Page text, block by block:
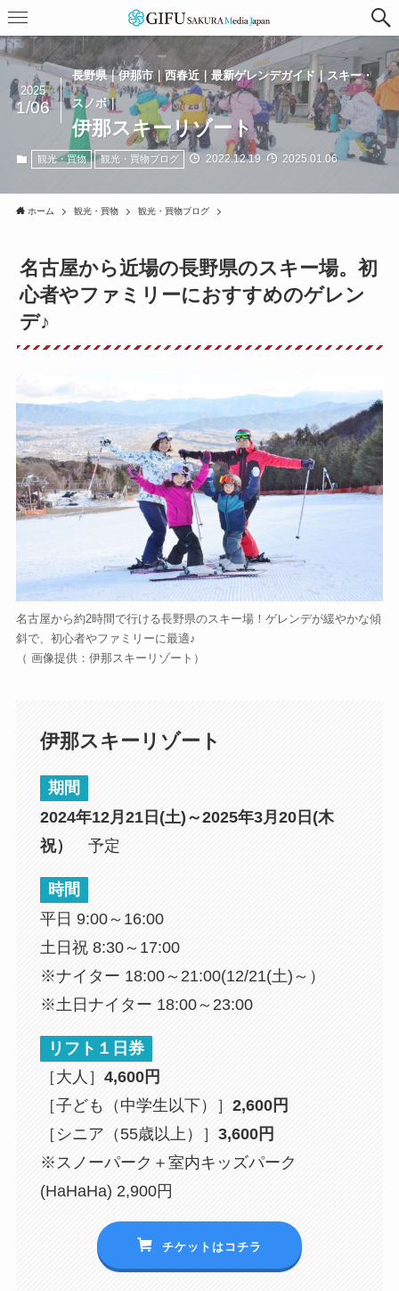
長野県｜伊那市｜西春近｜最新ゲレンデガイド｜スキー・
スノボ｜
伊那スキーリゾート
2025
1/06
観光・買物 観光・買物ブログ 2022.12.19 2025.01.06
ホーム 観光・買物 観光・買物ブログ
名古屋から近場の長野県のスキー場。初
心者やファミリーにおすすめのゲレン
デ♪
名古屋から約2時間で行ける長野県のスキー場！ゲレンデが緩やかな傾
斜で、初心者やファミリーに最適♪
（ 画像提供：伊那スキーリゾート）
伊那スキーリゾート
期間
2024年12月21日(土)～2025年3月20日(木
祝）
予定
時間
平日 9:00～16:00
土日祝 8:30～17:00
※ナイター 18:00～21:00(12/21(土)～）
※土日ナイター 18:00～23:00
リフト１日券
［大人］ 4,600円
［子ども（中学生以下）］ 2,600円
［シニア（55歳以上）］ 3,600円
※スノーパーク＋室内キッズパーク
(HaHaHa) 2,900円
チケットはコチラ